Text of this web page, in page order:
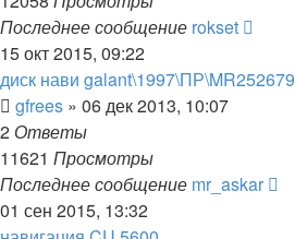
Последнее сообщение rokset
15 окт 2015, 09:22
диск нави galant\1997\ПР\MR252679
gfrees » 06 дек 2013, 10:07
2 Ответы
11621 Просмотры
Последнее сообщение mr_askar
01 сен 2015, 13:32